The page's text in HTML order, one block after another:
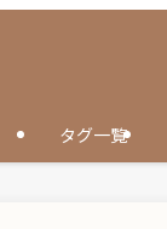
タグ一覧